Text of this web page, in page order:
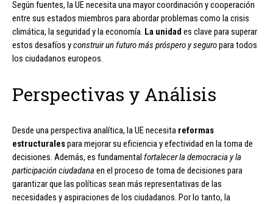
Según fuentes, la UE necesita una mayor coordinación y cooperación
entre sus estados miembros para abordar problemas como la crisis
climática, la seguridad y la economía. La unidad es clave para superar
estos desafíos yconstruir un futuro más próspero y seguropara todos
los ciudadanos europeos.
Perspectivas y Análisis
Desde una perspectiva analítica, la UE necesita reformas
estructuralespara mejorar su eficiencia y efectividad en la toma de
decisiones. Además, es fundamental fortalecer la democracia y la
participación ciudadanaen el proceso de toma de decisiones para
garantizar que las políticas sean más representativas de las
necesidades y aspiraciones de los ciudadanos. Por lo tanto, la